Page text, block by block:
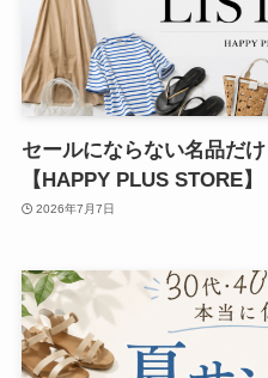
セールにならない名品だ
【HAPPY PLUS STORE】
2026年7月7日